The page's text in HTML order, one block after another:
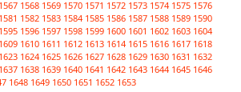
1567 1568 1569 1570 1571 1572 1573 1574 1575 1576
1581 1582 1583 1584 1585 1586 1587 1588 1589 1590
1595 1596 1597 1598 1599 1600 1601 1602 1603 1604
1609 1610 1611 1612 1613 1614 1615 1616 1617 1618
1623 1624 1625 1626 1627 1628 1629 1630 1631 1632
1637 1638 1639 1640 1641 1642 1643 1644 1645 1646
1648 1649 1650 1651 1652 1653